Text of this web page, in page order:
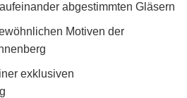
abgestimmten Gläsern
Motiven der
exklusiven